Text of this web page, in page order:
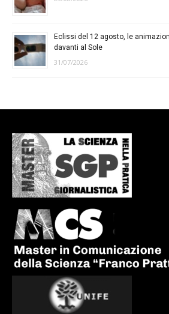
Eclissi del 12 agosto, le
davanti al Sole
31/07/2026